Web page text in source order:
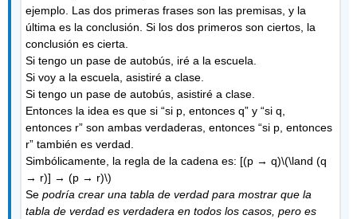
ejemplo. Las dos primeras frases son las premisas, y la
última es la conclusión. Si los dos primeros son ciertos, la
conclusión es cierta.
Si tengo un pase de autobús, iré a la escuela.
Si voy a la escuela, asistiré a clase.
Si tengo un pase de autobús, asistiré a clase.
Entonces la idea es que si “si p, entonces q” y “si q,
entonces r” son ambas verdaderas, entonces “si p, entonces
r” también es verdad.
Simbólicamente, la regla de la cadena es: [(p → q)\(\land (q
→ r)] → (p → r)\)
Sepodría crear una tabla de verdad para mostrar que la
tabla de verdad es verdadera en todos los casos, pero es